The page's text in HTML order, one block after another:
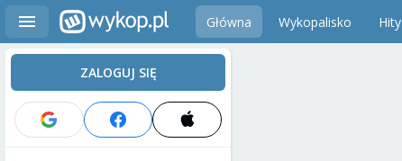
Główna Wykopalisko Hity
ZALOGUJ SIĘ